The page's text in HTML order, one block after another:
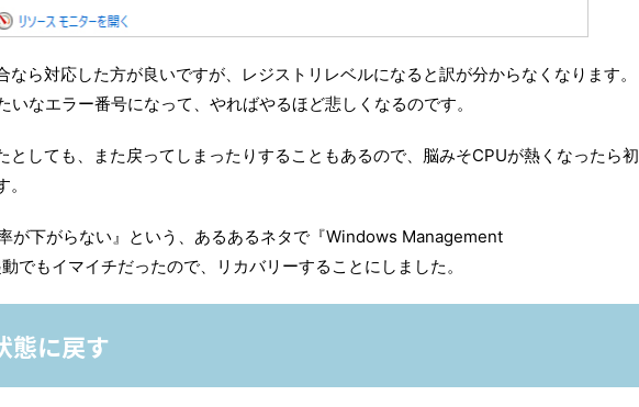
なら対応した方が良いですが、レジストリレベルになると訳が分からなくなります。
いなエラー番号になって、やればやるほど悲しくなるのです。
としても、また戻ってしまったりすることもあるので、脳みそCPUが熱くなったら初
が下がらない』という、あるあるネタで『Windows Management
でもイマイチだったので、リカバリーすることにしました。
態に戻す